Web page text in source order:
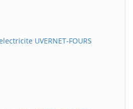
UVERNET-FOURS